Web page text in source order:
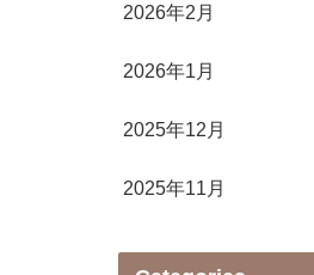
2026年2月
2026年1月
2025年12月
2025年11月